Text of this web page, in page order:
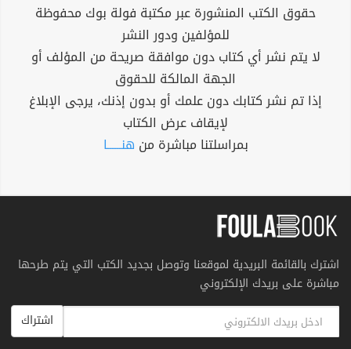
حقوق الكتب المنشورة عبر مكتبة فولة بوك محفوظة
للمؤلفين ودور النشر
لا يتم نشر أي كتاب دون موافقة صريحة من المؤلف أو
الجهة المالكة للحقوق
إذا تم نشر كتابك دون علمك أو بدون إذنك، يرجى الإبلاغ
لإيقاف عرض الكتاب
بمراسلتنا مباشرة من هنــــــا
اشترك بالقائمة البريدية لموقعنا وتوصل بجديد الكتب التي يتم طرحها
مباشرة على بريدك الإلكتروني
اشتراك